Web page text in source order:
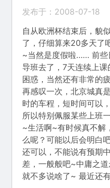
发布于：2008-07-18
自从欧洲杯结束后，貌
了，仔细算来20多天了
~当然是度假啦…… 前些
导班去了，7天连续上
困惑，当然还有非常的
再感叹一次，北京城真
时的车程，短时间可以
所以特别佩服某些上班
~生活啊~有时候真不解
么呢？可能以后会明白
还可以，不能说有预期
差，一般般吧~中庸之
就不多说啥了~ 最近还